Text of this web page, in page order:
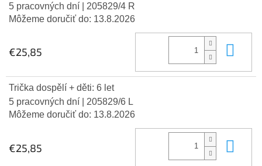
5 pracovných dní
| 205829/4 R
Môžeme doručiť do: 13.8.2026
€25,85
Trička dospělí + děti: 6 let
5 pracovných dní
| 205829/6 L
Môžeme doručiť do: 13.8.2026
€25,85